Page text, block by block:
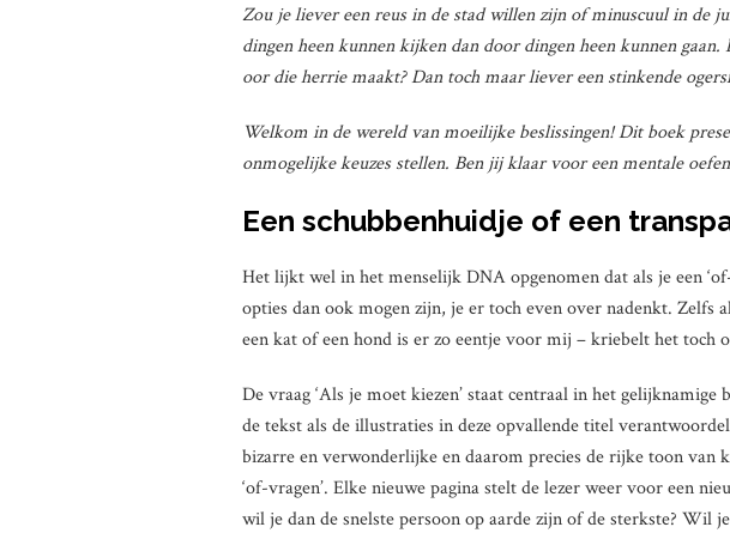
Zou je liever een reus in de stad willen zijn of minuscuul in de
dingen heen kunnen kijken dan door dingen heen kunnen
oor die herrie maakt? Dan toch maar liever een stinkende
Welkom in de wereld van moeilijke beslissingen! Dit boek
onmogelijke keuzes stellen. Ben jij klaar voor een mentale
Een schubbenhuidje of een
Het lijkt wel in het menselijk DNA opgenomen dat als je een
opties dan ook mogen zijn, je er toch even over nadenkt. Zelfs
een kat of een hond is er zo eentje voor mij – kriebelt het toch
De vraag ‘Als je moet kiezen’ staat centraal in het
de tekst als de illustraties in deze opvallende titel
bizarre en verwonderlijke en daarom precies de rijke toon van
‘of-vragen’. Elke nieuwe pagina stelt de lezer weer voor een
wil je dan de snelste persoon op aarde zijn of de sterkste? Wil